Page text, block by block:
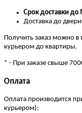
Cрок доставки до
Доставка до
Получить заказ можно
курьером до квартиры.
* - При заказе свыше
Оплата
Оплата производится
курьером):